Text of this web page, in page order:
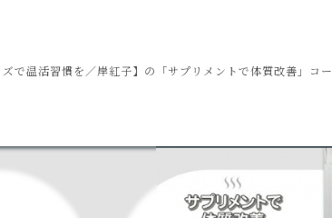
で温活習慣を／岸紅子】の「サプリメントで体質改善」コ